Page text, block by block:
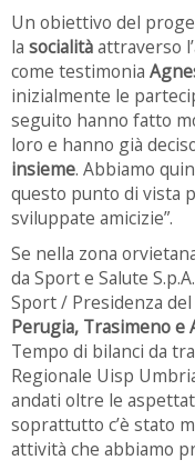
Un obiettivo del
la socialitàattraverso
come testimonia
inizialmente le
seguito hanno fatto
loro e hanno già
insieme. Abbiamo
questo punto di vista
sviluppate amicizie”.
Se nella zona
da Sport e Salute
Sport / Presidenza
Perugia, Trasimeno e
Tempo di bilanci da
Regionale Uisp
andati oltre le
soprattutto c’è stato
attività che abbiamo